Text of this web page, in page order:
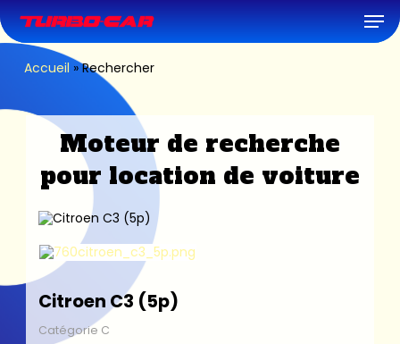
to
main
content
Accueil »Rechercher
Moteur de recherche
pour location de voiture
Citroen C3 (5p)
Catégorie C